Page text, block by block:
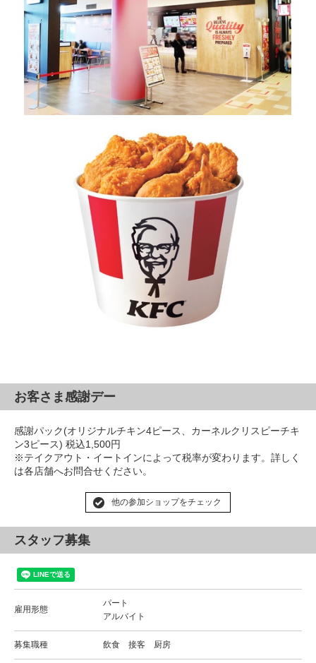
お客さま感謝デー
感謝パック(オリジナルチキン4ピース、カーネルクリスピーチキ
ン3ピース) 税込1,500円
※テイクアウト・イートインによって税率が変わります。詳しく
は各店舗へお問合せください。
他の参加ショップをチェック
スタッフ募集
雇用形態
パート
アルバイト
募集職種 飲食 接客 厨房